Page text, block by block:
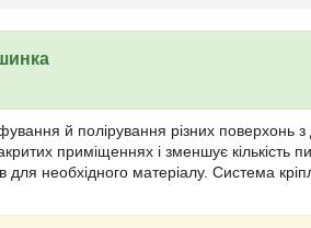
й полірування різних поверхонь
приміщеннях і зменшує кількість
для необхідного матеріалу. Система